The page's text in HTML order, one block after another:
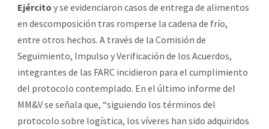
Ejército y se evidenciaron casos de entrega de alimentos
en descomposición tras romperse la cadena de frío,
entre otros hechos. A través de la Comisión de
Seguimiento, Impulso y Verificación de los Acuerdos,
integrantes de las FARC incidieron para el cumplimiento
del protocolo contemplado. En el último informe del
MM&V se señala que, “siguiendo los términos del
protocolo sobre logística, los víveres han sido adquiridos